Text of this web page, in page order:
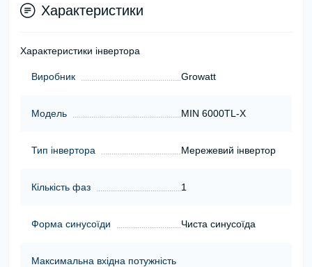
Характеристики
Характеристики інвертора
Виробник Growatt
Модель MIN 6000TL-X
Тип інвертора Мережевий інвертор
Кількість фаз 1
Форма синусоїди Чиста синусоїда
Максимальна вхідна потужність